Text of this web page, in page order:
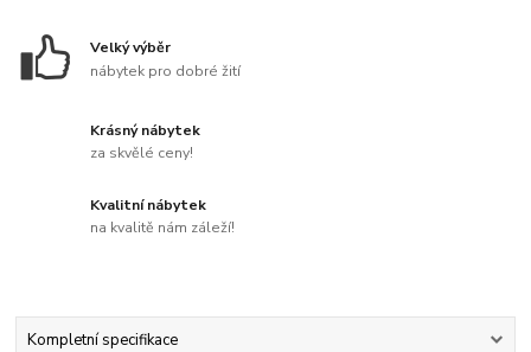
Velký výběr
nábytek pro dobré žití
Krásný nábytek
za skvělé ceny!
Kvalitní nábytek
na kvalitě nám záleží!
Kompletní specifikace